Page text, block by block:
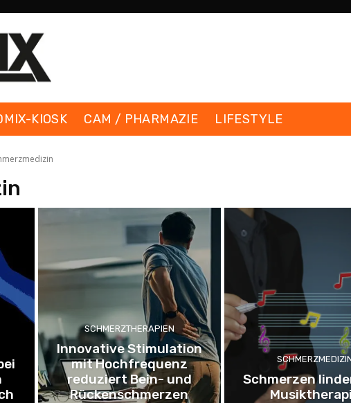
KIOSK CAM / PHARMAZIE LIFESTYLE
SCHMERZTHERAPIEN
Innovative Stimulation
mit Hochfrequenz
reduziert Bein- und
Rückenschmerzen
Schmerzen